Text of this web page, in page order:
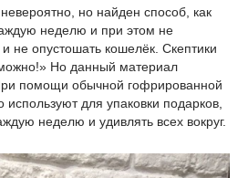
невероятно, но найден способ, как
неделю и при этом не
не опустошать кошелёк. Скептики
Но данный материал
помощи обычной гофрированной
для упаковки подарков,
неделю и удивлять всех вокруг.